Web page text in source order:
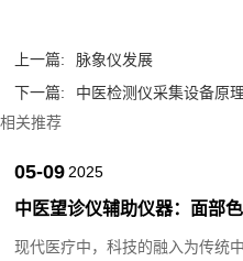
上一篇:
脉象仪发展
下一篇:
中医检测仪采集设备原
相关推荐
05-09 2025
中医望诊仪辅助仪器：面部
现代医疗中，科技的融入为传统